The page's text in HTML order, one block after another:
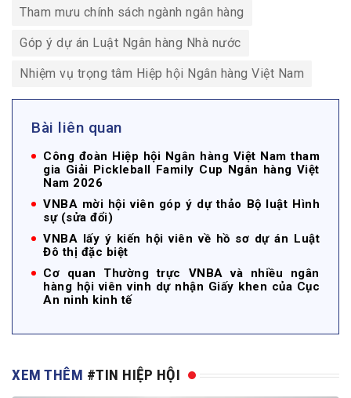
Tham mưu chính sách ngành ngân hàng
Góp ý dự án Luật Ngân hàng Nhà nước
Nhiệm vụ trọng tâm Hiệp hội Ngân hàng Việt Nam
Bài liên quan
Công đoàn Hiệp hội Ngân hàng Việt Nam tham
gia Giải Pickleball Family Cup Ngân hàng Việt
Nam 2026
VNBA mời hội viên góp ý dự thảo Bộ luật Hình
sự (sửa đổi)
VNBA lấy ý kiến hội viên về hồ sơ dự án Luật
Đô thị đặc biệt
Cơ quan Thường trực VNBA và nhiều ngân
hàng hội viên vinh dự nhận Giấy khen của Cục
An ninh kinh tế
XEM THÊM #TIN HIỆP HỘI